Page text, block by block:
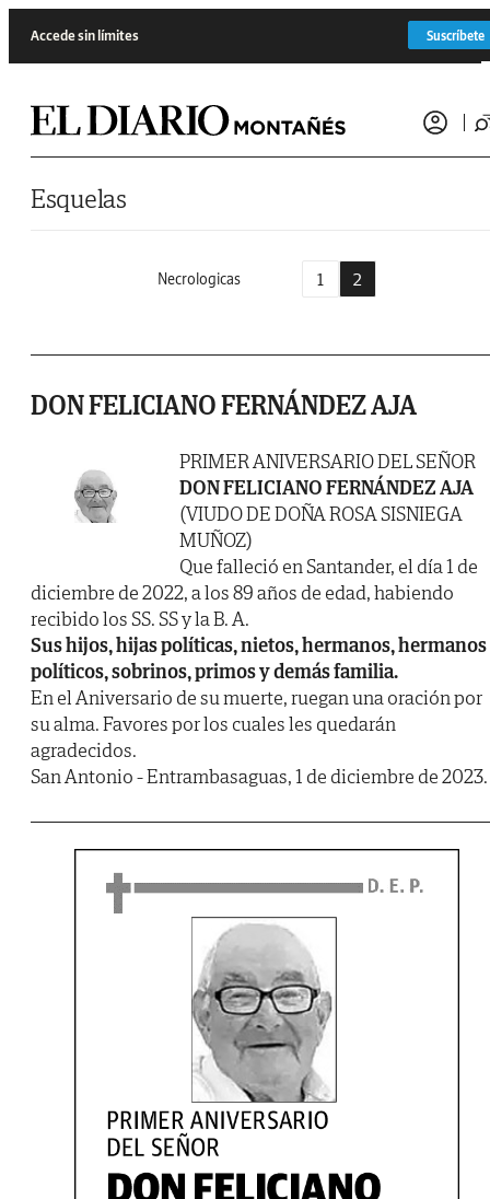
Accede sin límites Suscríbete
Esquelas
Necrologicas 1 2
DON FELICIANO FERNÁNDEZ AJA
PRIMER ANIVERSARIO DEL SEÑOR
DON FELICIANO FERNÁNDEZ AJA
(VIUDO DE DOÑA ROSA SISNIEGA
MUÑOZ)
Que falleció en Santander, el día 1 de
diciembre de 2022, a los 89 años de edad, habiendo
recibido los SS. SS y la B. A.
Sus hijos, hijas políticas, nietos, hermanos, hermanos
políticos, sobrinos, primos y demás familia.
En el Aniversario de su muerte, ruegan una oración por
su alma. Favores por los cuales les quedarán
agradecidos.
San Antonio - Entrambasaguas, 1 de diciembre de 2023.